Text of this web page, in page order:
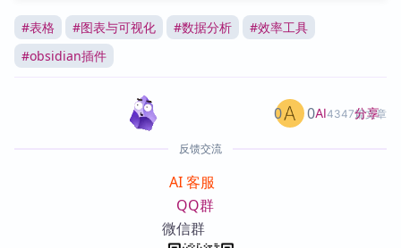
#表格 #图表与可视化 #数据分析 #效率工具
#obsidian插件
AI4347篇文章
0 0 分享
反馈交流
AI 客服
QQ群
微信群